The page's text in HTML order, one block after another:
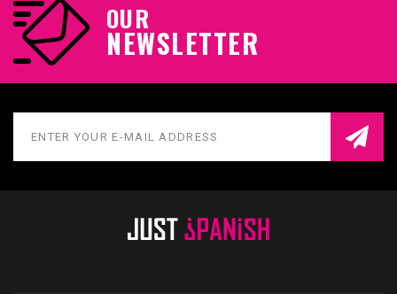
OUR
NEWSLETTER